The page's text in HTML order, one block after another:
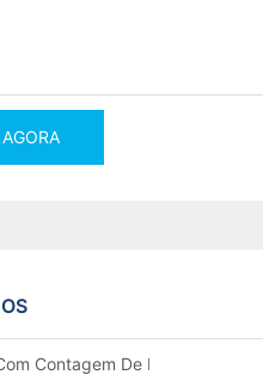
Contagem De Parafusos